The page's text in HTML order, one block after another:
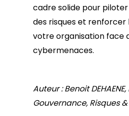
cadre solide pour
des risques et renforcer
votre organisation face
cybermenaces.
Auteur : Benoit
Gouvernance, Risques